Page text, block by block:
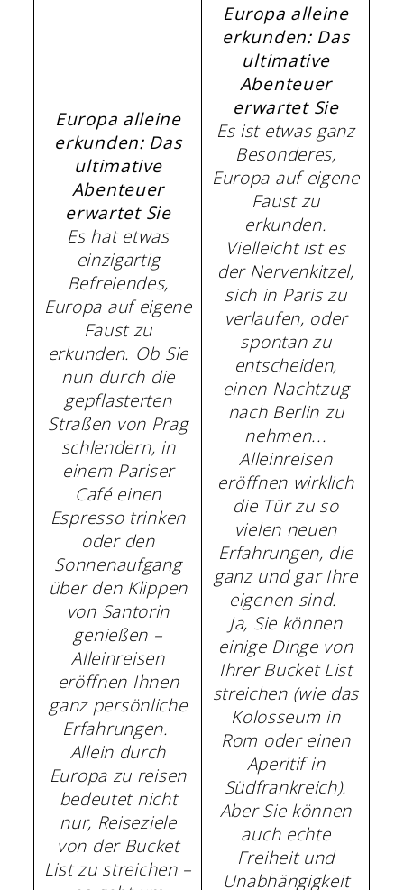
Europa alleine
erkunden: Das
ultimative
Abenteuer
erwartet Sie
Es hat etwas
einzigartig
Befreiendes,
Europa auf eigene
Faust zu
erkunden. Ob Sie
nun durch die
gepflasterten
Straßen von Prag
schlendern, in
einem Pariser
Café einen
Espresso trinken
oder den
Sonnenaufgang
über den Klippen
von Santorin
genießen –
Alleinreisen
eröffnen Ihnen
ganz persönliche
Erfahrungen.
Allein durch
Europa zu reisen
bedeutet nicht
nur, Reiseziele
von der Bucket
List zu streichen –
Europa alleine
erkunden: Das
ultimative
Abenteuer
erwartet Sie
Es ist etwas ganz
Besonderes,
Europa auf eigene
Faust zu
erkunden.
Vielleicht ist es
der Nervenkitzel,
sich in Paris zu
verlaufen, oder
spontan zu
entscheiden,
einen Nachtzug
nach Berlin zu
nehmen...
Alleinreisen
eröffnen wirklich
die Tür zu so
vielen neuen
Erfahrungen, die
ganz und gar Ihre
eigenen sind.
Ja, Sie können
einige Dinge von
Ihrer Bucket List
streichen (wie das
Kolosseum in
Rom oder einen
Aperitif in
Südfrankreich).
Aber Sie können
auch echte
Freiheit und
Unabhängigkeit